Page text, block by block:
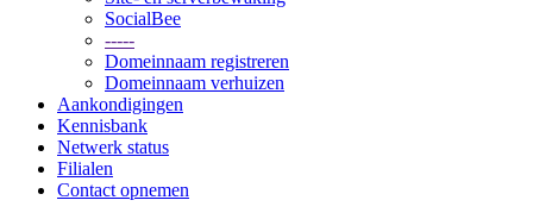
SocialBee
-----
Domeinnaam registreren
Domeinnaam verhuizen
Aankondigingen
Kennisbank
Netwerk status
Filialen
Contact opnemen